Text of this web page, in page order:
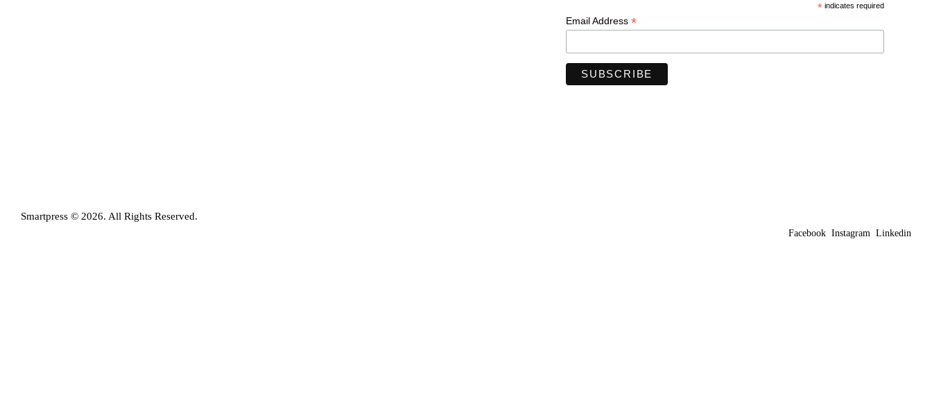
*indicates required
Email Address*
Smartpress © 2026. All Rights Reserved.
Facebook Instagram Linkedin